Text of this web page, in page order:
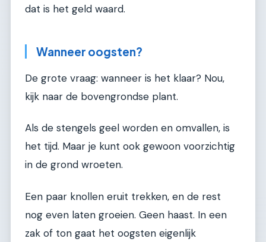
dat is het geld waard.
Wanneer oogsten?
De grote vraag: wanneer is het klaar? Nou,
kijk naar de bovengrondse plant.
Als de stengels geel worden en omvallen, is
het tijd. Maar je kunt ook gewoon voorzichtig
in de grond wroeten.
Een paar knollen eruit trekken, en de rest
nog even laten groeien. Geen haast. In een
zak of ton gaat het oogsten eigenlijk